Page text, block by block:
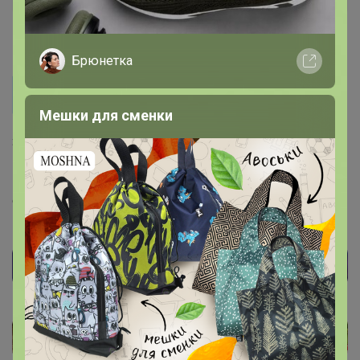
15 августа, 2022 13:00
piggy
Попробовала пробник - зерновой "Грильяж". Очень
понравился, заметный ореховый аромат и вкус.
Кофе получился крепкий
Здравсвуйте! Да он такой )) Можете к лоту
комментарий оставить, чтобы другим людям было
проще определиться. (подскажите еще каким
способом его готовили, это тоже очень важно )
Брюнетка
Мешки для сменки